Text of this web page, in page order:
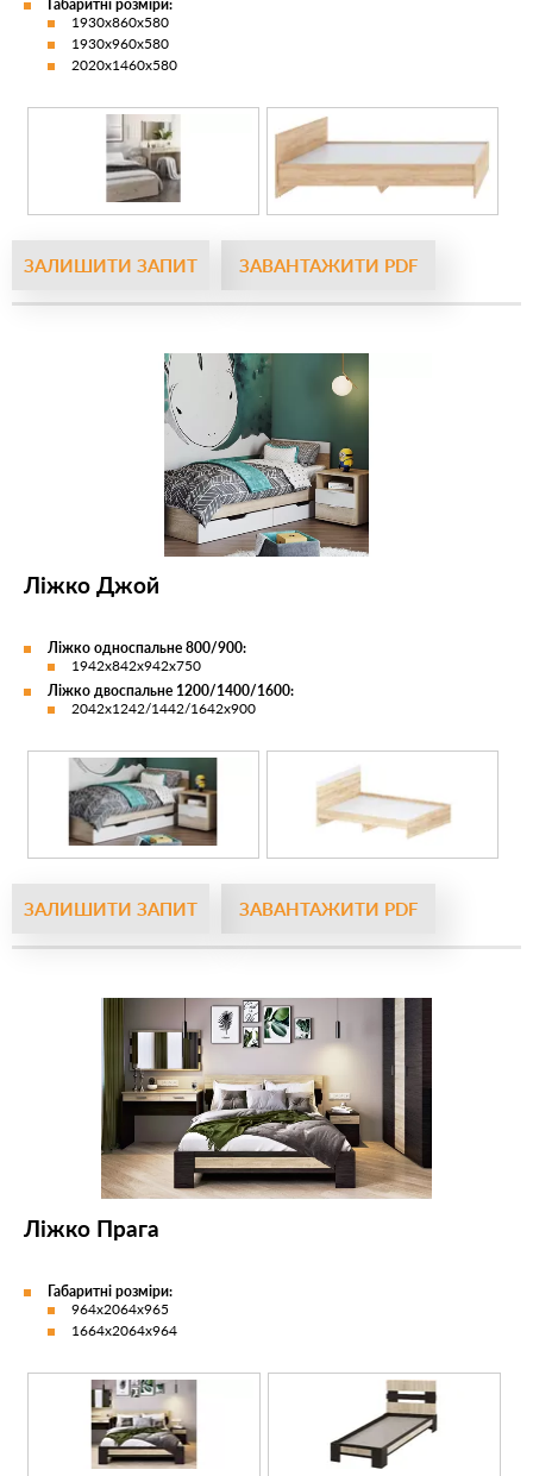
ЗАЛИШИТИ ЗАПИТ ЗАВАНТАЖИТИ PDF
Габаритні розміри:
1930х860х580
1930х960х580
2020х1460х580
Ліжко Джой
ЗАЛИШИТИ ЗАПИТ ЗАВАНТАЖИТИ PDF
Ліжко односпальне 800/900:
1942х842х942х750
Ліжко двоспальне 1200/1400/1600:
2042х1242/1442/1642х900
Ліжко Прага
Габаритні розміри:
964х2064х965
1664х2064х964